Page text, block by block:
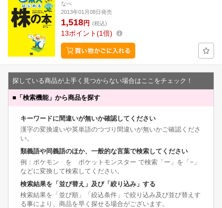
なべ
2013年01月08日発売
1,518円 (税込)
13ポイント 1倍
探している商品が上手く見つからない場合はここをチェック！
■ 「検索機能」から商品を探す
キーワードに間違いが無いか確認してください
漢字の変換違いや英単語のつづり間違いが無いかご確認くださ
い。
類義語や同義語のほか、一般的な言葉で検索してください
例：ポケモン を ポケットモンスター で検索「ー」を「−」
などに変換して検索してください。
検索結果を「並び替え」及び「絞り込み」する
検索結果を「並び順」「絞込条件」で絞り込み及び並び替えす
る事により、商品を早く探せる場合がございます。